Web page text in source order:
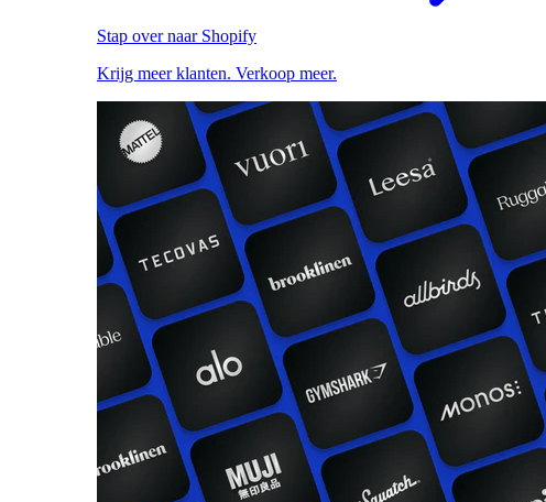
Stap over naar Shopify
Krijg meer klanten. Verkoop meer.